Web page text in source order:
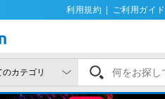
利用規約 ご利用ガイド